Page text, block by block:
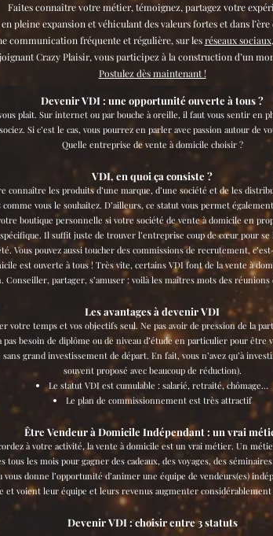
Faites connaître votre métier, témoignez, partagez votre
pleine expansion et véhiculant des valeurs fortes et dans
communication fréquente et régulière, sur lesréseaux sociaux
Crazy Plaisir, vous participez à la construction d’un
Postulez dès maintenant !
Devenir VDI : une opportunité ouverte à tous ?
plait. Sur internet ou par bouche à oreille, il faut vous sentir en
Si c’est le cas, vous pourrez en parler avec passion autour de
Quelle entreprise de vente à domicile choisir ?
VDI, en quoi ça consiste ?
connaître les produits d’une marque, d’une société et de les
vous le souhaitez. D’ailleurs, ce statut vous permet
boutique personnelle si votre société de vente à domicile en
Il suffit juste de trouver l’entreprise coup de cœur pour
Vous pouvez aussi toucher des commissions de recrutement,
est ouverte à tous ! Très vite, certains VDI font de la vente à
Conseiller, partager, s’amuser : voilà les maîtres mots des réunions
Les avantages à devenir VDI
votre temps et vos objectifs seul. Ne pas avoir de pression de la
pas besoin de diplôme ou de niveau d’étude en particulier pour être
grand investissement de départ. En fait, vous n’avez qu’à
souvent proposé avec beaucoup de réduction).
Le statut VDI est cumulable : salarié, retraité, chômage…
Le plan de commissionnement est très attractif
Être Vendeur à Domicile Indépendant : un vrai
à votre activité, la vente à domicile est un vrai métier. Un
tous les mois pour gagner des cadeaux, des voyages, des
donne l’opportunité d’animer une équipe de vendeurs(es)
et voient leur équipe et leurs revenus augmenter
Devenir VDI : choisir entre 3 statuts